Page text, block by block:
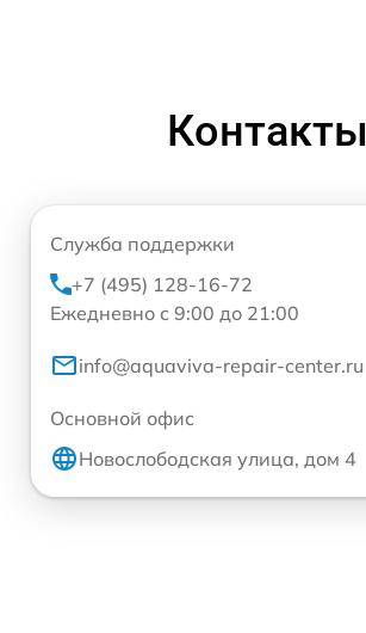
Контакты
Служба поддержки
+7 (495) 128-16-72
Ежедневно с 9:00 до 21:00
info@aquaviva-repair-center.ru
Основной офис
Новослободская улица, дом 4